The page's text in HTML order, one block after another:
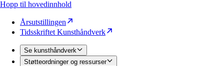
Hopp til hovedinnhold
Årsutstillingen
Tidsskriftet Kunsthåndverk
Se kunsthåndverk
Støtteordninger og ressurser